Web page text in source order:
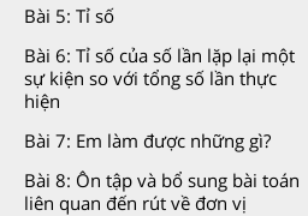
Bài 5: Tỉ số
Bài 6: Tỉ số của số lần lặp lại một
sự kiện so với tổng số lần thực
hiện
Bài 7: Em làm được những gì?
Bài 8: Ôn tập và bổ sung bài toán
liên quan đến rút về đơn vị